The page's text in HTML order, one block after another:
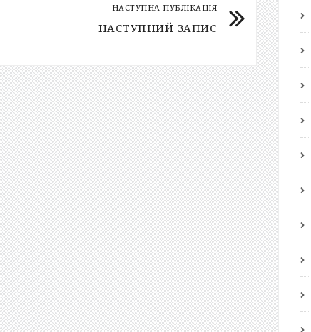
НАСТУПНА ПУБЛІКАЦІЯ
НАСТУПНИЙ ЗАПИС